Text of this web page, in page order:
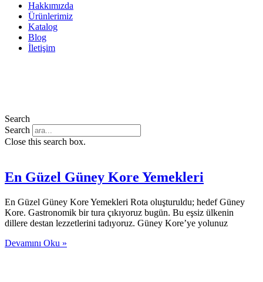
Hakkımızda
Ürünlerimiz
Katalog
Blog
İletişim
Search
Search
Close this search box.
En Güzel Güney Kore Yemekleri
En Güzel Güney Kore Yemekleri Rota oluşturuldu; hedef Güney
Kore. Gastronomik bir tura çıkıyoruz bugün. Bu eşsiz ülkenin
dillere destan lezzetlerini tadıyoruz. Güney Kore’ye yolunuz
Devamını Oku »